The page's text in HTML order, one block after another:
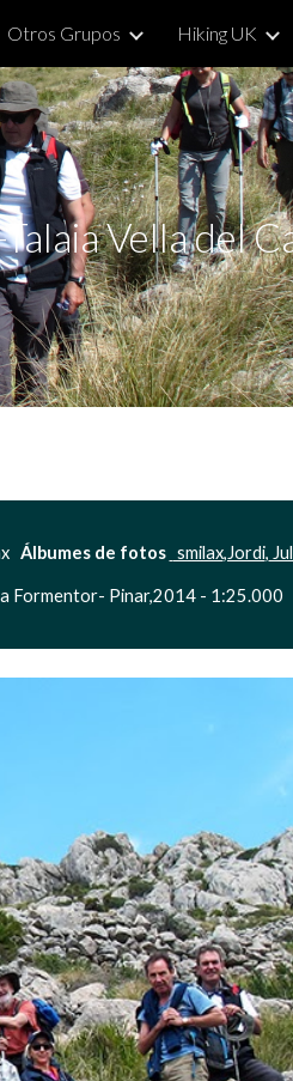
navigation
Otros Grupos Hiking UK
Vella del
Álbumes de fotos smilax,Jordi,
Formentor- Pinar,2014 - 1:25.000